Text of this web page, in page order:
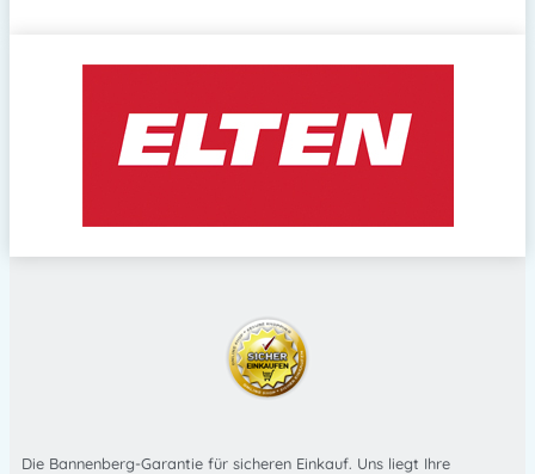
Die Bannenberg-Garantie für sicheren Einkauf. Uns liegt Ihre